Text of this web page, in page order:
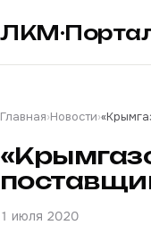
Главная›Новости›
1 июля 2020